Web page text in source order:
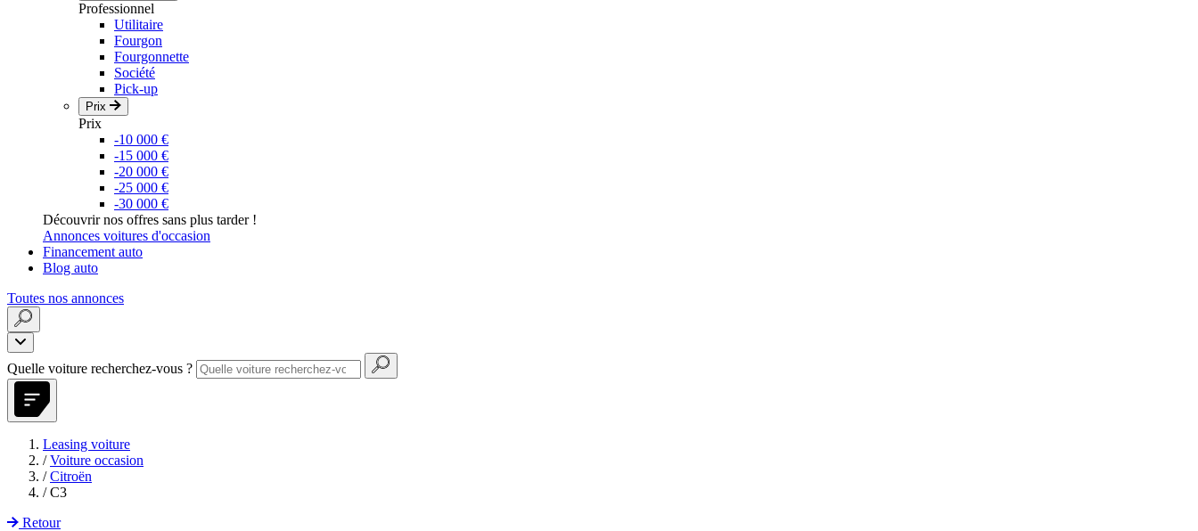
Professionnel
Utilitaire
Fourgon
Fourgonnette
Société
Pick-up
Prix
Prix
-10 000 €
-15 000 €
-20 000 €
-25 000 €
-30 000 €
Découvrir nos offres sans plus tarder !
Annonces voitures d'occasion
Financement auto
Blog auto
Toutes nos annonces
Quelle voiture recherchez-vous ?
Leasing voiture
/ Voiture occasion
/ Citroën
/ C3
Retour